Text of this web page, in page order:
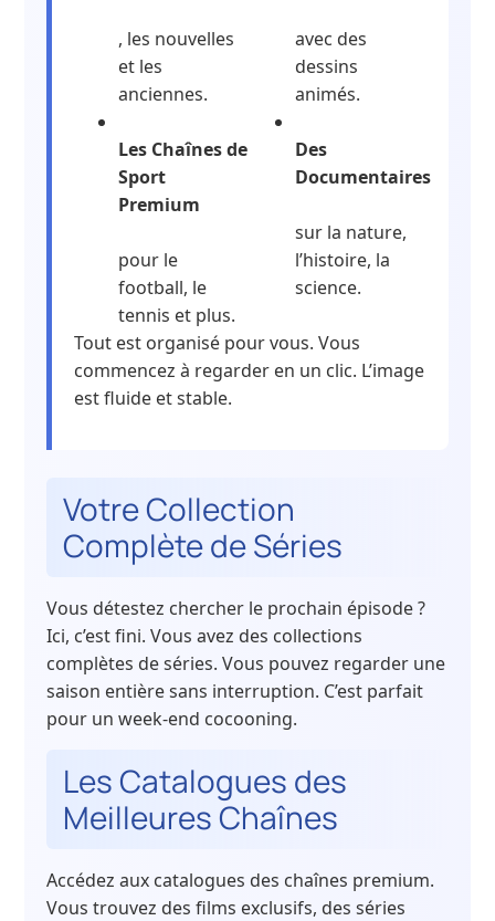
, les nouvelles
et les
anciennes.
Les Chaînes de
Sport
Premium
pour le
football, le
tennis et plus.
avec des
dessins
animés.
Des
Documentaires
sur la nature,
l’histoire, la
science.
Tout est organisé pour vous. Vous
commencez à regarder en un clic. L’image
est fluide et stable.
Votre Collection
Complète de Séries
Vous détestez chercher le prochain épisode ?
Ici, c’est fini. Vous avez des collections
complètes de séries. Vous pouvez regarder une
saison entière sans interruption. C’est parfait
pour un week-end cocooning.
Les Catalogues des
Meilleures Chaînes
Accédez aux catalogues des chaînes premium.
Vous trouvez des films exclusifs, des séries